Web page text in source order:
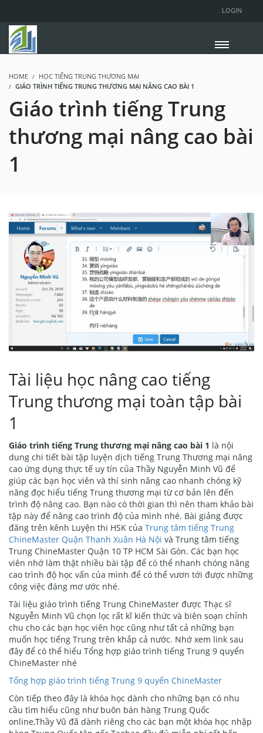
LOGIN
HOME
HỌC TIẾNG TRUNG THƯƠNG MẠI
GIÁO TRÌNH TIẾNG TRUNG THƯƠNG MẠI NÂNG CAO BÀI 1
Giáo trình tiếng Trung
thương mại nâng cao bài
1
Tài liệu học nâng cao tiếng
Trung thương mại toàn tập bài
1
Giáo trình tiếng Trung thương mại nâng cao bài 1 là nội
dung chi tiết bài tập luyện dịch tiếng Trung Thương mại nâng
cao ứng dụng thực tế uy tín của Thầy Nguyễn Minh Vũ để
giúp các bạn học viên và thí sinh nâng cao nhanh chóng kỹ
năng đọc hiểu tiếng Trung thương mại từ cơ bản lên đến
trình độ nâng cao. Bạn nào có thời gian thì nên tham khảo bài
tập này để nâng cao trình độ của mình nhé. Bài giảng được
đăng trên kênh Luyện thi HSK của Trung tâm tiếng Trung
ChineMaster Quận Thanh Xuân Hà Nội và Trung tâm tiếng
Trung ChineMaster Quận 10 TP HCM Sài Gòn. Các bạn học
viên nhớ làm thật nhiều bài tập để có thể nhanh chóng nâng
cao trình độ học vấn của mình để có thể vươn tới được những
công việc đáng mơ ước nhé.
Tài liệu giáo trình tiếng Trung ChineMaster được Thạc sĩ
Nguyễn Minh Vũ chọn lọc rất kĩ kiến thức và biên soạn chỉnh
chu cho các bạn học viên học cũng như tất cả những bạn
muốn học tiếng Trung trên khắp cả nước. Nhớ xem link sau
đây để có thể hiểu Tổng hợp giáo trình tiếng Trung 9 quyển
ChineMaster nhé
Tổng hợp giáo trình tiếng Trung 9 quyển ChineMaster
Còn tiếp theo đây là khóa học dành cho những bạn có nhu
cầu tìm hiểu cũng như buôn bán hàng Trung Quốc
online,Thầy Vũ đã dành riêng cho các bạn một khóa học nhập